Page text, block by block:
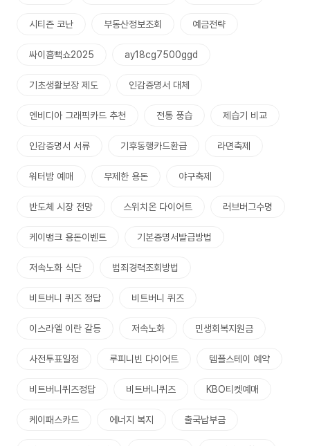
시티즌 코난 부동산정보조회 예금전략
싸이흠뻑쇼2025 ay18cg7500ggd
기초생활보장 제도 인감증명서 대체
엔비디아 그래픽카드 추천 전통 풍습 제습기 비교
인감증명서 서류 기후동행카드환급 라면축제
워터밤 예매 무제한 용돈 야구축제
반도체 시장 전망 스위치온 다이어트 러브버그수명
케이뱅크 용돈이벤트 기본증명서발급방법
저속노화 식단 범죄경력조회방법
비트버니 퀴즈 정답 비트버니 퀴즈
이스라엘 이란 갈등 저속노화 민생회복지원금
사전투표일정 루피니빈 다이어트 템플스테이 예약
비트버니퀴즈정답 비트버니퀴즈 KBO티켓예매
케이패스카드 에너지 복지 출국납부금